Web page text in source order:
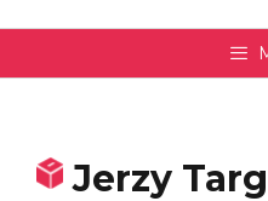
Jerzy